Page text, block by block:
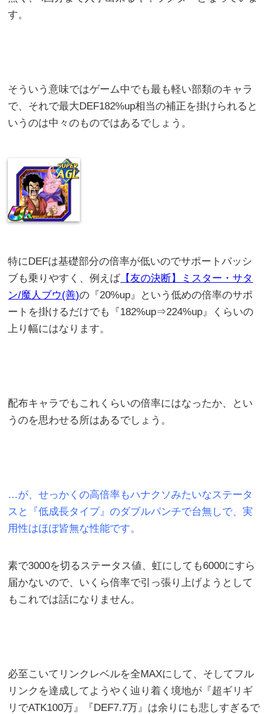
す。
そういう意味ではゲーム中でも最も軽い部類のキャラ
で、それで最大DEF182%up相当の補正を掛けられると
いうのは中々のものではあるでしょう。
特にDEFは基礎部分の倍率が低いのでサポートパッシ
ブも乗りやすく、例えば【友の決断】ミスター・サタ
ン/魔人ブウ(善)の『20%up』という低めの倍率のサポ
ートを掛けるだけでも『182%up⇒224%up』くらいの
上り幅にはなります。
配布キャラでもこれくらいの倍率にはなったか、とい
うのを思わせる所はあるでしょう。
…が、せっかくの高倍率もハナクソみたいなステータ
スと『低成長タイプ』のダブルパンチで台無しで、実
用性はほぼ皆無な性能です。
素で3000を切るステータス値、虹にしても6000にすら
届かないので、いくら倍率で引っ張り上げようとして
もこれでは話になりません。
必至こいてリンクレベルを全MAXにして、そしてフル
リンクを達成してようやく辿り着く境地が『超ギリギ
リでATK100万』『DEF7.7万』は余りにも悲しすぎるで